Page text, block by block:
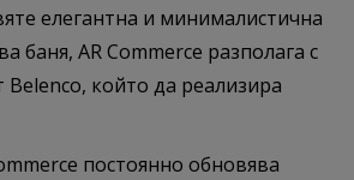
елегантна и минималистична
баня, AR Commerce разполага с
Belenco, който да реализира
постоянно обновява